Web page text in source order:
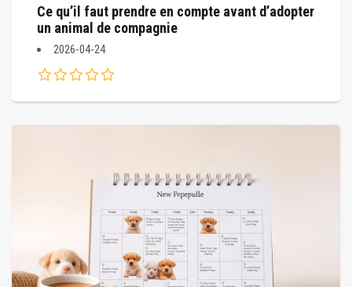
Ce qu’il faut prendre en compte avant d’adopter
un animal de compagnie
2026-04-24